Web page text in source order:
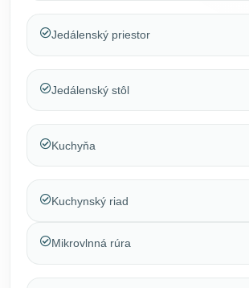
Jedálenský priestor
Jedálenský stôl
Kuchyňa
Kuchynský riad
Mikrovlnná rúra